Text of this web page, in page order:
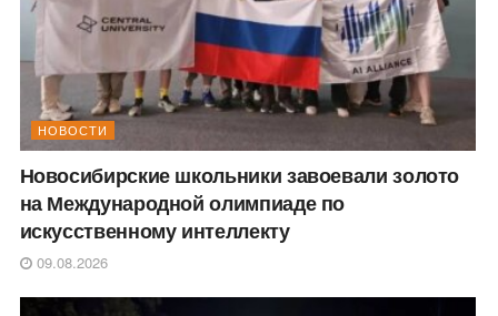
НОВОСТИ
Новосибирские школьники завоевали золото
на Международной олимпиаде по
искусственному интеллекту
09.08.2026